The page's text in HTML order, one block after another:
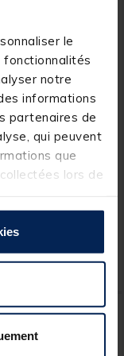
le
notre
informations
partenaires de
qui peuvent
que
lors de
baril à agrafe
x-line (x10)
from